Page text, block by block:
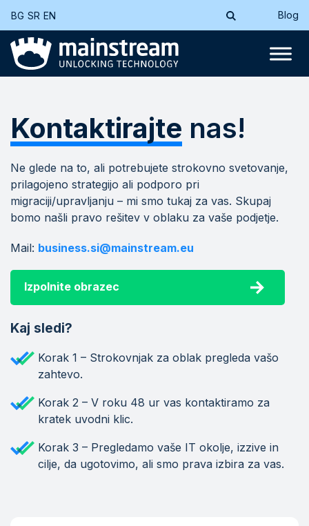
BG SR EN Blog
Kontaktirajte nas!
Ne glede na to, ali potrebujete strokovno svetovanje,
prilagojeno strategijo ali podporo pri
migraciji/upravljanju – mi smo tukaj za vas. Skupaj
bomo našli pravo rešitev v oblaku za vaše podjetje.
Mail: business.si@mainstream.eu
Izpolnite obrazec
Kaj sledi?
Korak 1 – Strokovnjak za oblak pregleda vašo
zahtevo.
Korak 2 – V roku 48 ur vas kontaktiramo za
kratek uvodni klic.
Korak 3 – Pregledamo vaše IT okolje, izzive in
cilje, da ugotovimo, ali smo prava izbira za vas.